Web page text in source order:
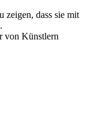
zeigen, dass sie mit
von Künstlern